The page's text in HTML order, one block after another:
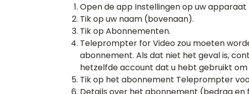
Open de app Instellingen op uw apparaat
Tik op uw naam (bovenaan).
Tik op Abonnementen.
Teleprompter for Video zou moeten
abonnement. Als dat niet het geval is,
hetzelfde account dat u hebt gebruikt
Tik op het abonnement Teleprompter